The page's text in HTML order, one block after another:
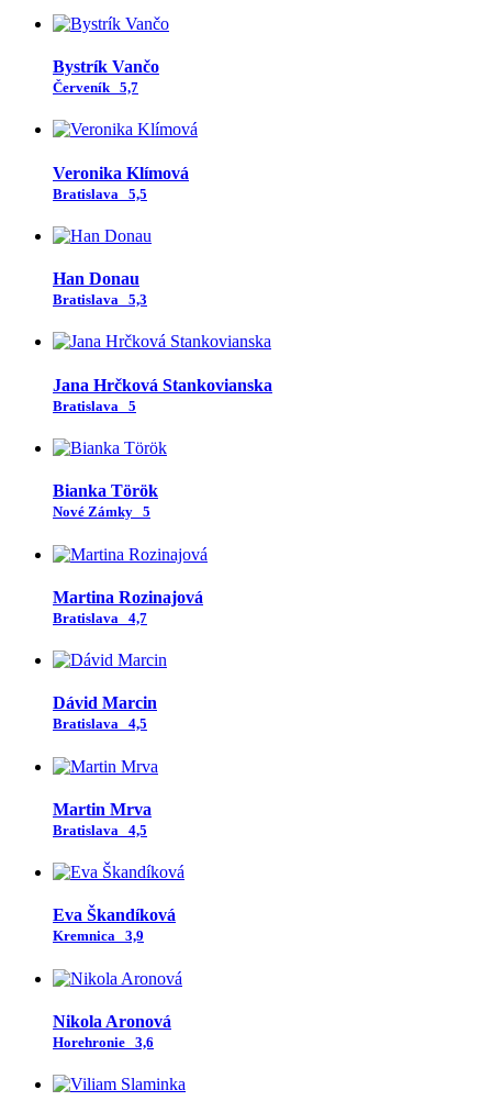
Bystrík Vančo
Červeník 5,7
Veronika Klímová
Bratislava 5,5
Han Donau
Bratislava 5,3
Jana Hrčková Stankovianska
Bratislava 5
Bianka Török
Nové Zámky 5
Martina Rozinajová
Bratislava 4,7
Dávid Marcin
Bratislava 4,5
Martin Mrva
Bratislava 4,5
Eva Škandíková
Kremnica 3,9
Nikola Aronová
Horehronie 3,6